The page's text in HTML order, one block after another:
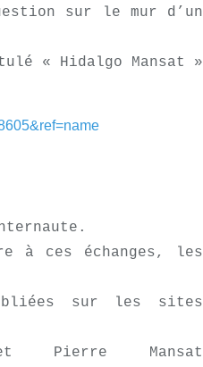
sur le mur d’un
« Hidalgo Mansat »
à ces échanges, les
sur les sites
et Pierre Mansat